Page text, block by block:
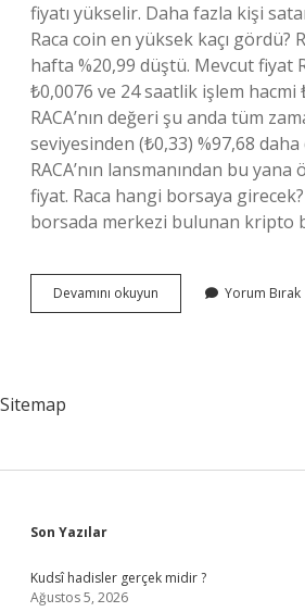
fiyatı yükselir. Daha fazla kişi
Raca coin en yüksek kaçı gördü?
hafta %20,99 düştü. Mevcut fiyat
₺0,0076 ve 24 saatlik işlem hacmi
RACA’nın değeri şu anda tüm
seviyesinden (₺0,33) %97,68
RACA’nın lansmanından bu
fiyat. Raca hangi borsaya girecek?
borsada merkezi bulunan kripto
Devamını okuyun
Kime
Yorum Bırak
Sitemap
Sidebar
Son Yazılar
Kudsî hadisler gerçek midir ?
Ağustos 5, 2026